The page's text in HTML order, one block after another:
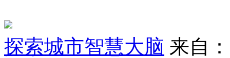
探索城市智慧大脑 来自